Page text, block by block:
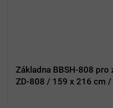
Základna BBSH-808
ZD-808 / 159 x 216 cm